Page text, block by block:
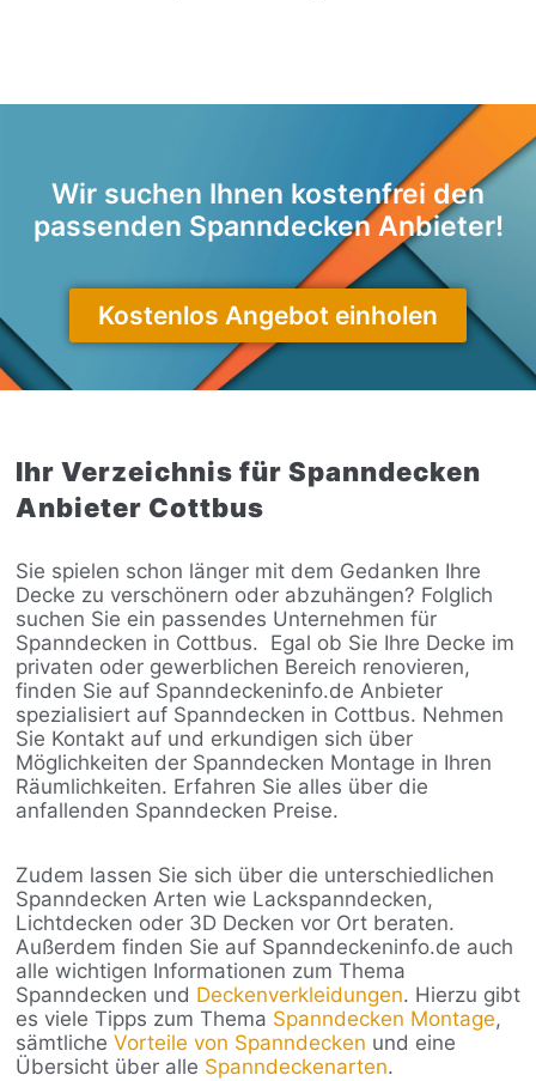
Wir suchen Ihnen kostenfrei den
passenden Spanndecken Anbieter!
Kostenlos Angebot einholen
Ihr Verzeichnis für Spanndecken
Anbieter Cottbus
Sie spielen schon länger mit dem Gedanken Ihre
Decke zu verschönern oder abzuhängen? Folglich
suchen Sie ein passendes Unternehmen für
Spanndecken in Cottbus. Egal ob Sie Ihre Decke im
privaten oder gewerblichen Bereich renovieren,
finden Sie auf Spanndeckeninfo.de Anbieter
spezialisiert auf Spanndecken in Cottbus. Nehmen
Sie Kontakt auf und erkundigen sich über
Möglichkeiten der Spanndecken Montage in Ihren
Räumlichkeiten. Erfahren Sie alles über die
anfallenden Spanndecken Preise.
Zudem lassen Sie sich über die unterschiedlichen
Spanndecken Arten wie Lackspanndecken,
Lichtdecken oder 3D Decken vor Ort beraten.
Außerdem finden Sie auf Spanndeckeninfo.de auch
alle wichtigen Informationen zum Thema
Spanndecken und Deckenverkleidungen. Hierzu gibt
es viele Tipps zum Thema Spanndecken Montage,
sämtliche Vorteile von Spanndecken und eine
Übersicht über alle Spanndeckenarten.